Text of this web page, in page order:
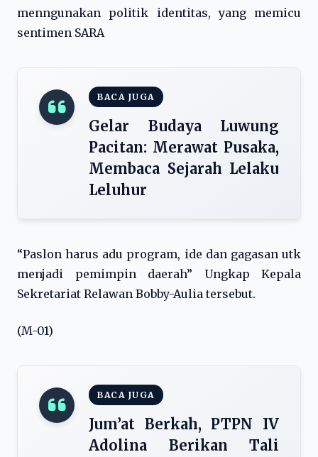
menngunakan politik identitas, yang memicu
sentimen SARA
BACA JUGA
Gelar Budaya Luwung
Pacitan: Merawat Pusaka,
Membaca Sejarah Lelaku
Leluhur
“Paslon harus adu program, ide dan gagasan utk
menjadi pemimpin daerah” Ungkap Kepala
Sekretariat Relawan Bobby-Aulia tersebut.
(M-01)
BACA JUGA
Jum’at Berkah, PTPN IV
Adolina Berikan Tali